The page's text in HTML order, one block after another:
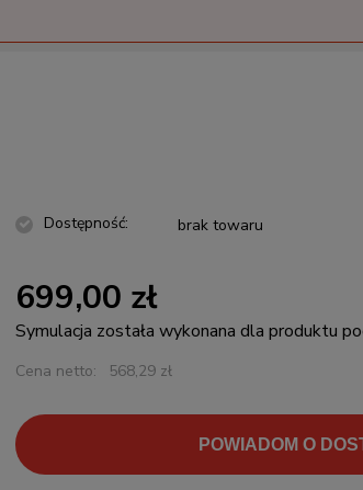
Dostępność: brak towaru
699,00 zł
Symulacja została wykonana dla produktu
Cena netto: 568,29 zł
POWIADOM O